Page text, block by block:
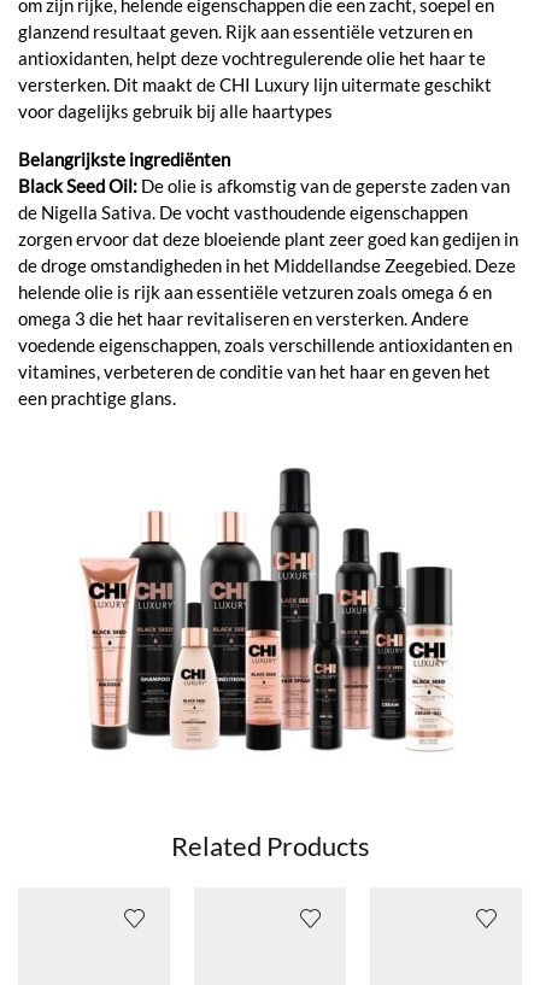
glanzend resultaat geven. Rijk aan essentiële vetzuren en
antioxidanten, helpt deze vochtregulerende olie het haar te
versterken. Dit maakt de CHI Luxury lijn uitermate geschikt
voor dagelijks gebruik bij alle haartypes
Belangrijkste ingrediënten
Black Seed Oil: De olie is afkomstig van de geperste zaden van
de Nigella Sativa. De vocht vasthoudende eigenschappen
zorgen ervoor dat deze bloeiende plant zeer goed kan gedijen in
de droge omstandigheden in het Middellandse Zeegebied. Deze
helende olie is rijk aan essentiële vetzuren zoals omega 6 en
omega 3 die het haar revitaliseren en versterken. Andere
voedende eigenschappen, zoals verschillende antioxidanten en
vitamines, verbeteren de conditie van het haar en geven het
een prachtige glans.
Related Products